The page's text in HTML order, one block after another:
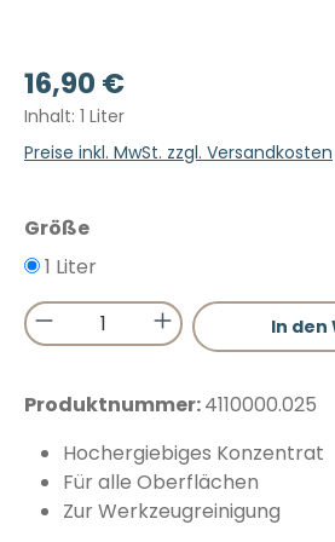
Regulärer Preis:
16,90 €
Inhalt: 1 Liter
Preise inkl. MwSt. zzgl. Versandkosten
Größeauswählen
1 Liter
Produkt Anzahl: Gib
In
Produktnummer:4110000.025
Hochergiebiges Konzentrat
Für alle Oberflächen
Zur Werkzeugreinigung